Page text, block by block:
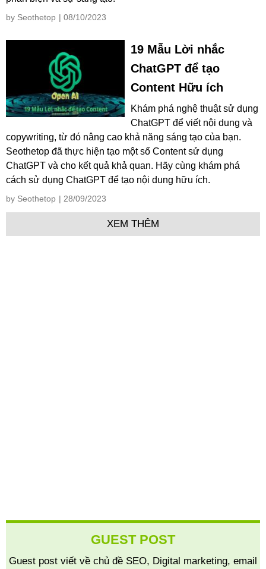
by Seothetop | 08/10/2023
19 Mẫu Lời nhắc
ChatGPT để tạo
Content Hữu ích
Khám phá nghệ thuật sử dụng
ChatGPT để viết nội dung và
copywriting, từ đó nâng cao khả năng sáng tạo của bạn.
Seothetop đã thực hiện tạo một số Content sử dụng
ChatGPT và cho kết quả khả quan. Hãy cùng khám phá
cách sử dụng ChatGPT để tạo nội dung hữu ích.
by Seothetop | 28/09/2023
XEM THÊM
GUEST POST
Guest post viết về chủ đề SEO, Digital marketing, email